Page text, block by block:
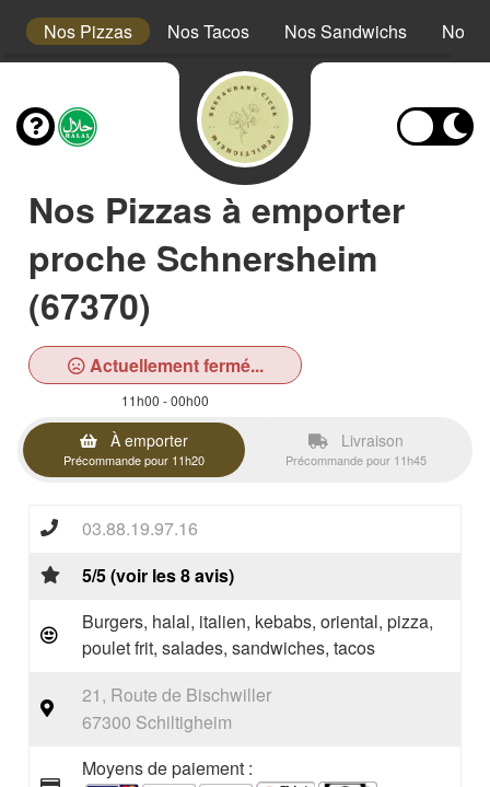
Nos Pizzas Nos Tacos Nos Sandwichs Nos
Nos Pizzas à emporter
proche Schnersheim
(67370)
Actuellement fermé...
11h00 - 00h00
À emporter
Précommande pour 11h20
Livraison
Précommande pour 11h45
03.88.19.97.16
5/5 (voir les 8 avis)
Burgers, halal, italien, kebabs, oriental, pizza,
poulet frit, salades, sandwiches, tacos
21, Route de Bischwiller
67300 Schiltigheim
Moyens de paiement :